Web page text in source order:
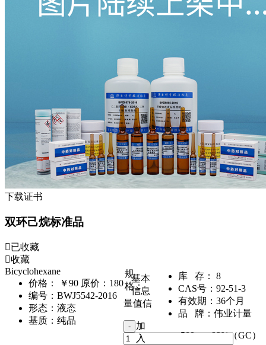
下载证书
双环己烷标准品
已收藏
收藏
Bicyclohexane
价格：
￥90 原价：180
编号： BWJ5542-2016
形态： 液态
基质： 纯品
库 存：
8
CAS号： 92-51-3
有效期： 36个月
品 牌： 伟业计量
规
格：
500mg,99%（GC）
加
入
基本
信息
量值信